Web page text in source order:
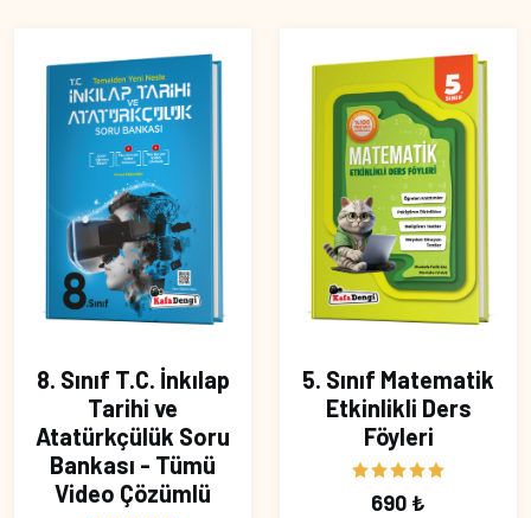
8. Sınıf T.C. İnkılap
Tarihi ve
Atatürkçülük Soru
Bankası - Tümü
Video Çözümlü
5. Sınıf Matematik
Etkinlikli Ders
Föyleri
690 ₺